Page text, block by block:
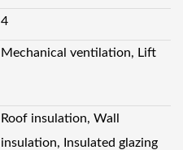
4
Mechanical ventilation, Lift
Roof insulation, Wall
insulation, Insulated glazing